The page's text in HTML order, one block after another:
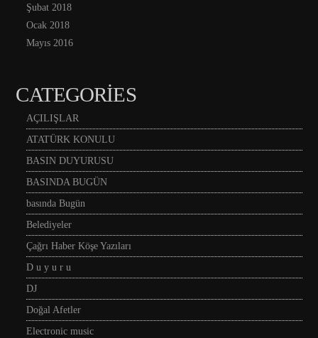
Şubat 2018
Ocak 2018
Mayıs 2016
CATEGORIES
AÇILIŞLAR
ATATÜRK KONULU
BASIN DUYURUSU
BASINDA BUGÜN
basında Bugün
Belediyeler
Çağrı Haber Köşe Yazıları
D u y u r u
DJ
Doğal Afetler
Electronic music